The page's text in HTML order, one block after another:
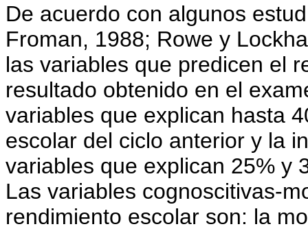
De acuerdo con algunos
Froman, 1988; Rowe y
las variables que predicen el
resultado obtenido en el
variables que explican hasta
escolar del ciclo anterior y la
variables que explican 25% y
Las variables cognoscitivas-
rendimiento escolar son: la